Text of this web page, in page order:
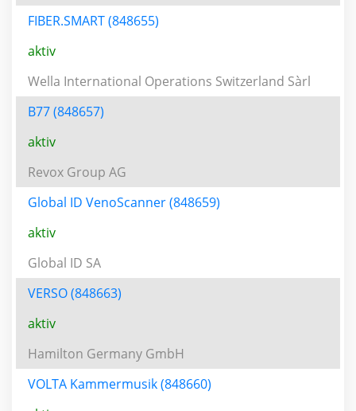
FIBER.SMART (848655)
aktiv
Wella International Operations Switzerland Sàrl
B77 (848657)
aktiv
Revox Group AG
Global ID VenoScanner (848659)
aktiv
Global ID SA
VERSO (848663)
aktiv
Hamilton Germany GmbH
VOLTA Kammermusik (848660)